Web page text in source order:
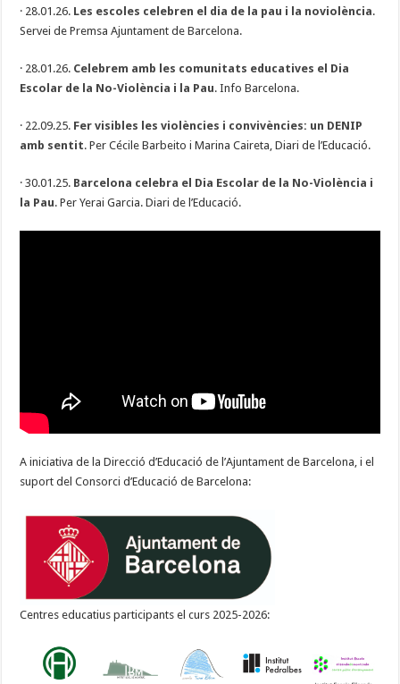
· 28.01.26. Les escoles celebren el dia de la pau i la noviolència.
Servei de Premsa Ajuntament de Barcelona.
· 28.01.26. Celebrem amb les comunitats educatives el Dia
Escolar de la No-Violència i la Pau. Info Barcelona.
· 22.09.25. Fer visibles les violències i convivències: un DENIP
amb sentit. Per Cécile Barbeito i Marina Caireta, Diari de l’Educació.
· 30.01.25. Barcelona celebra el Dia Escolar de la No-Violència i
la Pau. Per Yerai Garcia. Diari de l’Educació.
A iniciativa de la Direcció d’Educació de l’Ajuntament de Barcelona, i el
suport del Consorci d’Educació de Barcelona:
Centres educatius participants el curs 2025-2026: